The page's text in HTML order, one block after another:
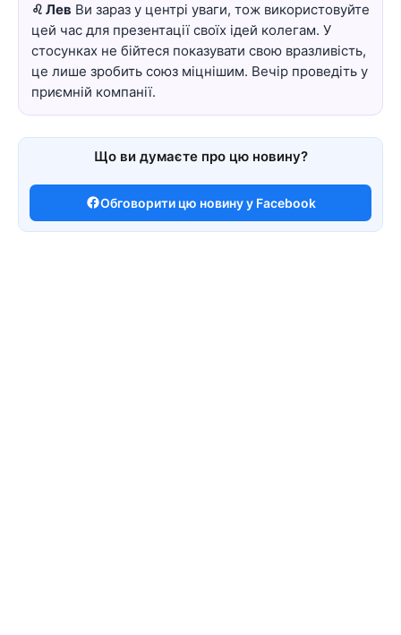
♌ Лев Ви зараз у центрі уваги, тож використовуйте
цей час для презентації своїх ідей колегам. У
стосунках не бійтеся показувати свою вразливість,
це лише зробить союз міцнішим. Вечір проведіть у
приємній компанії.
Що ви думаєте про цю новину?
Обговорити цю новину у Facebook